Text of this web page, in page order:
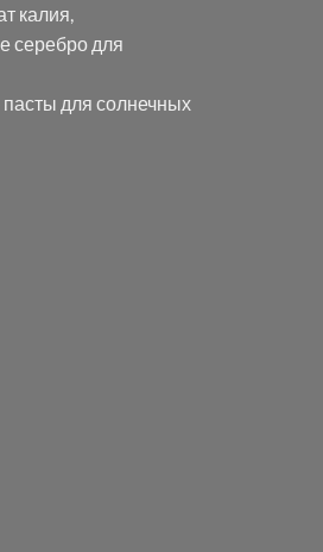
калия,
серебродля
для солнечных